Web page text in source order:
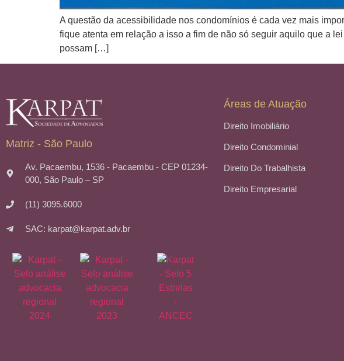
A questão da acessibilidade nos condomínios é cada vez mais
fique atenta em relação a isso a fim de não só seguir aquilo que a
possam […]
Matriz - São Paulo
Av. Pacaembu, 1536 - Pacaembu - CEP 01234-
000, São Paulo – SP
(11) 3095.6000
SAC: karpat@karpat.adv.br
Áreas de Atuação
Direito Imobiliário
Direito Condominial
Direito Do Trabalhista
Direito Empresarial